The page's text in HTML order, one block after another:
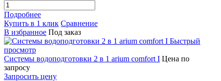
Подробнее
Купить в 1 клик Сравнение
В избранное Под заказ
Быстрый
просмотр
Системы водоподготовки 2 в 1 arium comfort I Цена по
запросу
Запросить цену